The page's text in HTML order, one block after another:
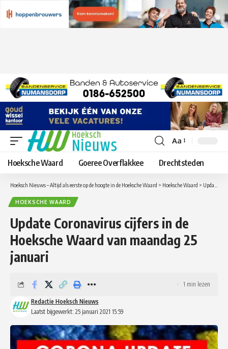
Lettergrootte
aanpassen
Aa
Hoeksche Waard Goeree Overflakkee Drechtsteden
Hoeksch Nieuws – Altijd als eerste op de hoogte in de Hoeksche Waard > Hoeksche Waard > Update Coronavirus cijfers in de Hoeksche Waard van maandag 25 januari
HOEKSCHE WAARD
Update Coronavirus cijfers in de
Hoeksche Waard van maandag 25
januari
Laatst bijgewerkt: 25 januari 2021 15:59
Redactie Hoeksch Nieuws
1 min lezen